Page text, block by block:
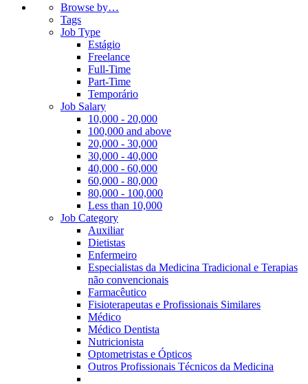
Browse by…
Tags
Job Type
Estágio
Freelance
Full-Time
Part-Time
Temporário
Job Salary
10,000 - 20,000
100,000 and above
20,000 - 30,000
30,000 - 40,000
40,000 - 60,000
60,000 - 80,000
80,000 - 100,000
Less than 10,000
Job Category
Auxiliar
Dietistas
Enfermeiro
Especialistas da Medicina Tradicional e Terapias
não convencionais
Farmacêutico
Fisioterapeutas e Profissionais Similares
Médico
Médico Dentista
Nutricionista
Optometristas e Ópticos
Outros Profissionais Técnicos da Medicina